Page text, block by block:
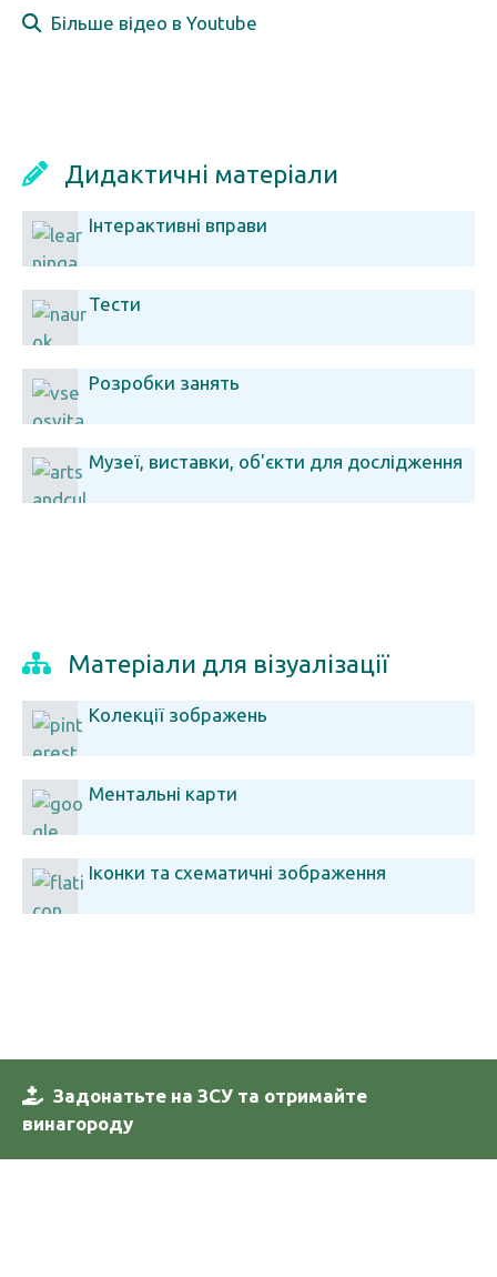
Більше відео в Youtube
Дидактичні матеріали
Інтерактивні вправи
Тести
Розробки занять
Музеї, виставки, об'єкти для дослідження
Матеріали для візуалізації
Колекції зображень
Ментальні карти
Іконки та схематичні зображення
Задонатьте на ЗСУ та отримайте
винагороду